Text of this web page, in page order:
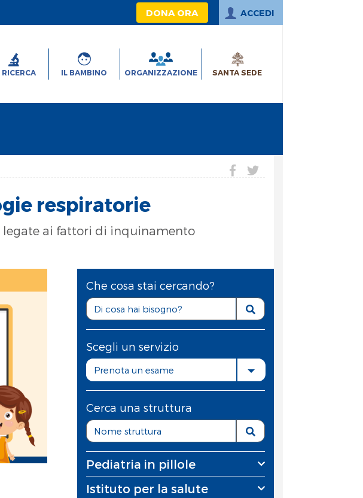
DONA ORA ACCEDI
RICERCA IL BAMBINO ORGANIZZAZIONE SANTA SEDE
respiratorie
ai fattori di inquinamento
Che cosa stai cercando?
Scegli un servizio
Prenota un esame
Cerca una struttura
Pediatria in pillole
Istituto per la salute